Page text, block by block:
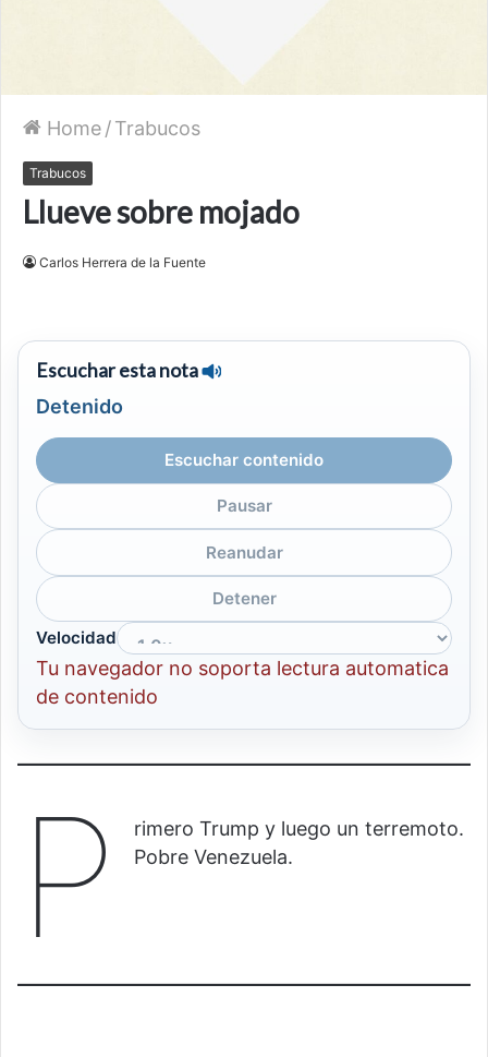
Home/Trabucos
Trabucos
Llueve sobre mojado
Carlos Herrera de la Fuente
Escuchar esta nota
Detenido
Escuchar contenido
Pausar
Reanudar
Detener
Velocidad
Tu navegador no soporta lectura automatica
de contenido
P
rimero Trump y luego un terremoto.
Pobre Venezuela.